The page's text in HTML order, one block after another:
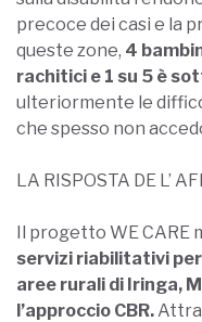
precoce dei casi e la
queste zone, 4
rachitici e 1 su 5 è
ulteriormente le
che spesso non
LA RISPOSTA DE L’
Il progetto WE CARE
servizi riabilitativi
aree rurali di Iringa,
l’approccio CBR.